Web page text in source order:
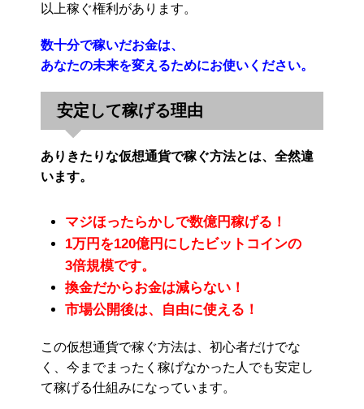
以上稼ぐ権利があります。
数十分で稼いだお金は、
あなたの未来を変えるためにお使いください。
安定して稼げる理由
ありきたりな仮想通貨で稼ぐ方法とは、全然違
います。
マジほったらかしで数億円稼げる！
1万円を120億円にしたビットコインの
3倍規模です。
換金だからお金は減らない！
市場公開後は、自由に使える！
この仮想通貨で稼ぐ方法は、初心者だけでな
く、今までまったく稼げなかった人でも安定し
て稼げる仕組みになっています。